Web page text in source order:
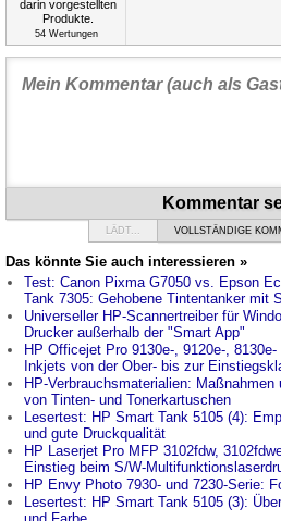
54Wertungen
Kommentar
LÄDT... VOLLSTÄNDIGE
Das könnte Sie auch interessieren »
Test: Canon Pixma G7050 vs. Epson
Tank 7305: Gehobene Tintentanker mit
Universeller HP-Scannertreiber für
Drucker außerhalb der "Smart App"
HP Officejet Pro 9130e-, 9120e-,
Inkjets von der Ober- bis zur
HP-Verbrauchsmaterialien:
von Tinten- und Tonerkartuschen
Lesertest: HP Smart Tank 5105 (4):
und gute Druckqualität
HP Laserjet Pro MFP 3102fdw,
Einstieg beim S/W-
HP Envy Photo 7930- und 7230-Serie:
Lesertest: HP Smart Tank 5105 (3):